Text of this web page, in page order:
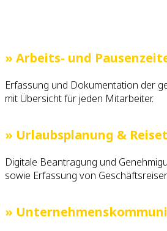
» Arbeits- und
Erfassung und Dokumentation der
mit Übersicht für jeden Mitarbeiter.
» Urlaubsplanung &
Digitale Beantragung und
sowie Erfassung von
»